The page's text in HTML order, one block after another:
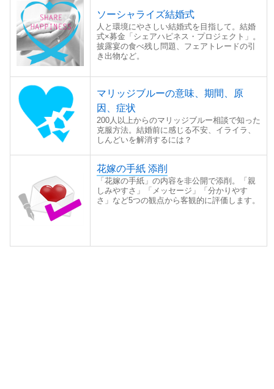
ソーシャライズ結婚式
人と環境にやさしい結婚式を目指して。結婚
式×募金「シェアハピネス・プロジェクト」。
披露宴の食べ残し問題、フェアトレードの引
き出物など。
マリッジブルーの意味、期間、原
因、症状
200人以上からのマリッジブルー相談で知った
克服方法。結婚前に感じる不安、イライラ、
しんどいを解消するには？
花嫁の手紙 添削
「花嫁の手紙」の内容を非公開で添削。「親
しみやすさ」「メッセージ」「分かりやす
さ」など5つの観点から客観的に評価します。